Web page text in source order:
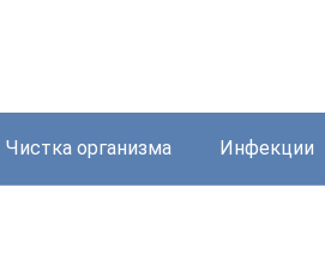
Чистка организма Инфекции